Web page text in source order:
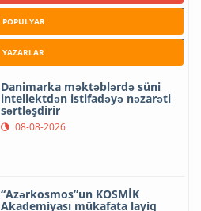
POPULYAR
YAZARLAR
Danimarka məktəblərdə süni
intellektdən istifadəyə nəzarəti
sərtləşdirir
08-08-2026
“Azərkosmos”un KOSMİK
Akademiyası mükafata layiq